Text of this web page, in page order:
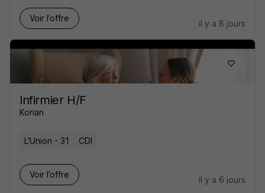
Voir l’offre
il y a 8 jours
Infirmier H/F
Korian
L'Union - 31 CDI
Voir l’offre
il y a 6 jours